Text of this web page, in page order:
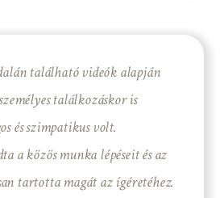
található videók alapján
találkozáskor is
és szimpatikus volt.
a közös munka lépéseit és az
tartotta magát az ígéretéhez.